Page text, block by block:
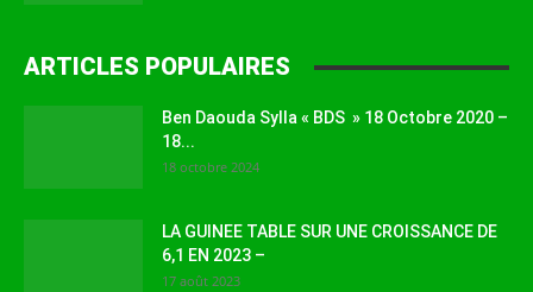
ARTICLES POPULAIRES
Ben Daouda Sylla « BDS » 18 Octobre 2020 –
18...
18 octobre 2024
LA GUINEE TABLE SUR UNE CROISSANCE DE
6,1 EN 2023 –
17 août 2023